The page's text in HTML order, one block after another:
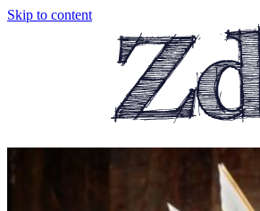
Skip to content